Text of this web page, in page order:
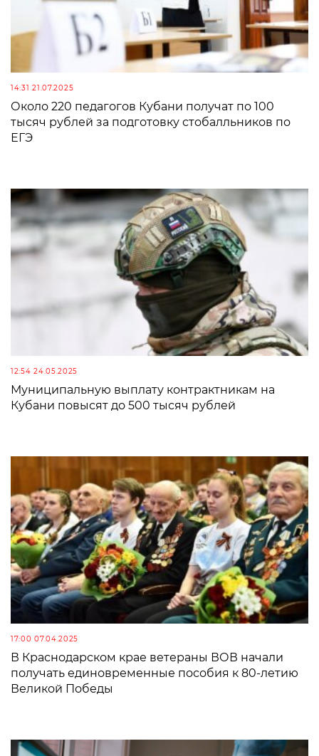
14:31 21.07.2025
Около 220 педагогов Кубани получат по 100
тысяч рублей за подготовку стобалльников по
ЕГЭ
12:54 24.05.2025
Муниципальную выплату контрактникам на
Кубани повысят до 500 тысяч рублей
17:00 07.04.2025
В Краснодарском крае ветераны ВОВ начали
получать единовременные пособия к 80-летию
Великой Победы